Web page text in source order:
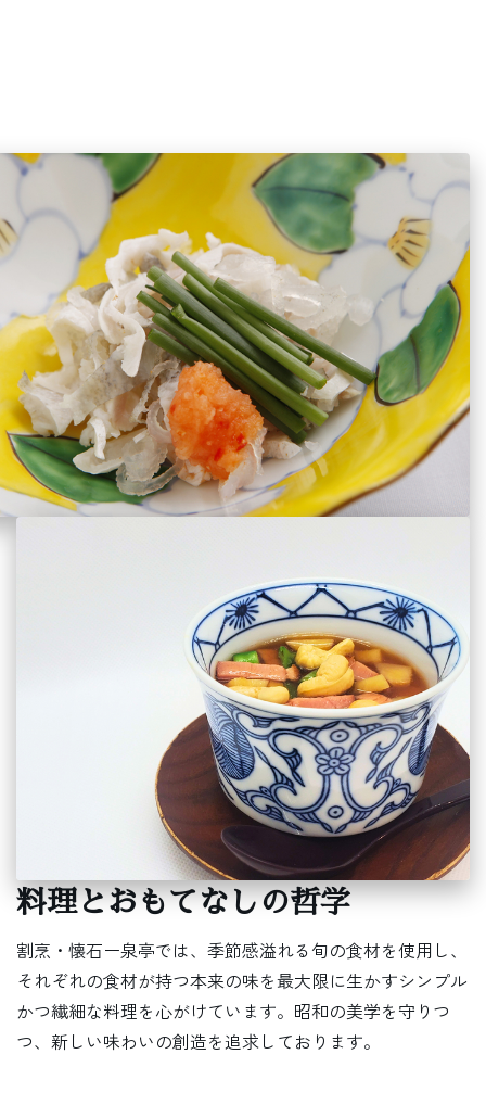
料理とおもてなしの哲学
割烹・懐石ー泉亭では、季節感溢れる旬の食材を使用し、
それぞれの食材が持つ本来の味を最大限に生かすシンプル
かつ繊細な料理を心がけています。昭和の美学を守りつ
つ、新しい味わいの創造を追求しております。